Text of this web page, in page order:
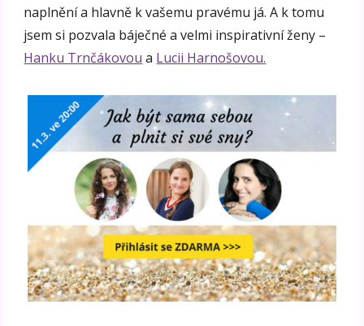
naplnění a hlavně k vašemu pravému já. A k tomu
jsem si pozvala báječné a velmi inspirativní ženy –
Hanku Trnčákovou a Lucii Harnošovou.